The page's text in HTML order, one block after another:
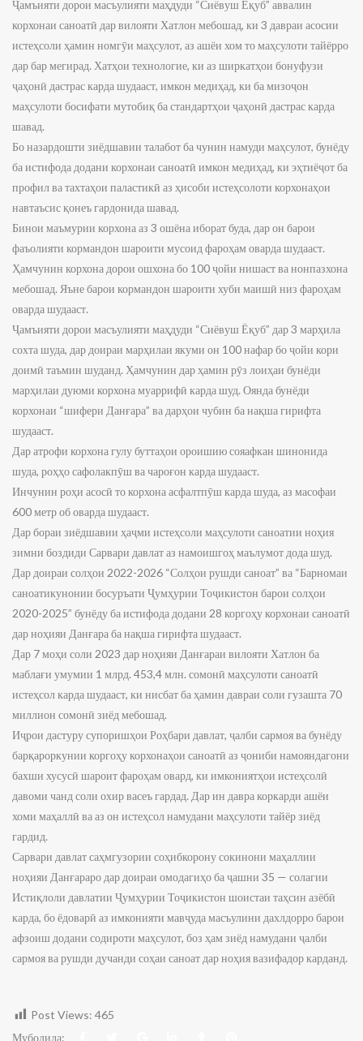
Ҷамъияти дорои масъулияти маҳдуди “Сиёвуш Ёқуб” аввалин
корхонаи саноатӣ дар вилояти Хатлон мебошад, ки 3 давраи асосии
истеҳсоли ҳамин номгӯи маҳсулот, аз ашёи хом то маҳсулоти тайёрро
дар бар мегирад. Хатҳои технологие, ки аз ширкатҳои бонуфузи
ҷаҳонӣ дастрас карда шудааст, имкон медиҳад, ки ба мизоҷон
маҳсулоти босифати мутобиқ ба стандартҳои ҷаҳонӣ дастрас карда
шавад.
Бо назардошти зиёдшавии талабот ба чунин намуди маҳсулот, бунёду
ба истифода додани корхонаи саноатӣ имкон медиҳад, ки эҳтиёҷот ба
профил ва тахтаҳои паластикӣ аз ҳисоби истеҳсолоти корхонаҳои
навтаъсис қонеъ гардонида шавад.
Бинои маъмурии корхона аз 3 ошёна иборат буда, дар он барои
фаъолияти кормандон шароити мусоид фароҳам оварда шудааст.
Ҳамчунин корхона дорои ошхона бо 100 ҷойи нишаст ва нонпазхона
мебошад. Яъне барои кормандон шароити хуби маишӣ низ фароҳам
оварда шудааст.
Ҷамъияти дорои масъулияти маҳдуди “Сиёвуш Ёқуб” дар 3 марҳила
сохта шуда, дар доираи марҳилаи якуми он 100 нафар бо ҷойи кори
доимӣ таъмин шуданд. Ҳамчунин дар ҳамин рӯз лоиҳаи бунёди
марҳилаи дуюми корхона муаррифӣ карда шуд. Оянда бунёди
корхонаи “шифери Данғара” ва дарҳои чубин ба нақша гирифта
шудааст.
Дар атрофи корхона гулу буттаҳои ороишию сояафкан шинонида
шуда, роҳҳо сафолакпӯш ва чароғон карда шудааст.
Инчунин роҳи асосӣ то корхона асфалтпӯш карда шуда, аз масофаи
600 метр об оварда шудааст.
Дар бораи зиёдшавии ҳаҷми истеҳсоли маҳсулоти саноатии ноҳия
зимни боздиди Сарвари давлат аз намоишгоҳ маълумот дода шуд.
Дар доираи солҳои 2022-2026 “Солҳои рушди саноат” ва “Барномаи
саноатикунонии босуръати Ҷумҳурии Тоҷикистон барои солҳои
2020-2025” бунёду ба истифода додани 28 коргоҳу корхонаи саноатӣ
дар ноҳияи Данғара ба нақша гирифта шудааст.
Дар 7 моҳи соли 2023 дар ноҳияи Данғараи вилояти Хатлон ба
маблағи умумии 1 млрд. 453,4 млн. сомонӣ маҳсулоти саноатӣ
истеҳсол карда шудааст, ки нисбат ба ҳамин давраи соли гузашта 70
миллион сомонӣ зиёд мебошад.
Иҷрои дастуру супоришҳои Роҳбари давлат, ҷалби сармоя ва бунёду
барқароркунии коргоҳу корхонаҳои саноатӣ аз ҷониби намояндагони
бахши хусусӣ шароит фароҳам овард, ки имкониятҳои истеҳсолӣ
давоми чанд соли охир васеъ гардад. Дар ин давра коркарди ашёи
хоми маҳаллӣ ва аз он истеҳсол намудани маҳсулоти тайёр зиёд
гардид.
Сарвари давлат саҳмгузории соҳибкорону сокинони маҳаллии
ноҳияи Данғараро дар доираи омодагиҳо ба ҷашни 35 — солагии
Истиқлоли давлатии Ҷумҳурии Тоҷикистон шоистаи таҳсин азёбӣ
карда, бо ёдоварӣ аз имконияти мавҷуда масъулини дахлдорро барои
афзоиш додани содироти маҳсулот, боз ҳам зиёд намудани ҷалби
сармоя ва рушди дучанди соҳаи саноат дар ноҳия вазифадор карданд.
Post Views: 465
Мубодила: